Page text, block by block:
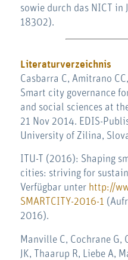
sowie durch das NICT in
18302).
Literaturverzeichnis
Casbarra C, Amitrano
Smart city governance
and social sciences at
21 Nov 2014. EDIS-
University of Zilina,
ITU-T (2016): Shaping
cities: striving for
Verfügbar unter http://
SMARTCITY-2016-1
2016).
Manville C, Cochrane G,
JK, Thaarup R, Liebe A,